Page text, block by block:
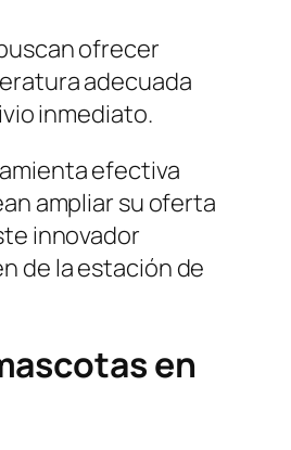
ofrecer
adecuada
inmediato.
efectiva
ampliar su oferta
innovador
de la estación de
en